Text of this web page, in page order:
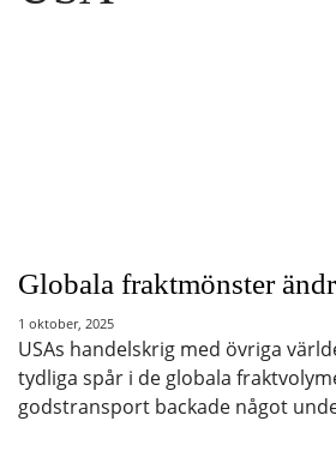
Globala fraktmönster
1 oktober, 2025
USAs handelskrig med övriga
tydliga spår i de globala
godstransport backade något